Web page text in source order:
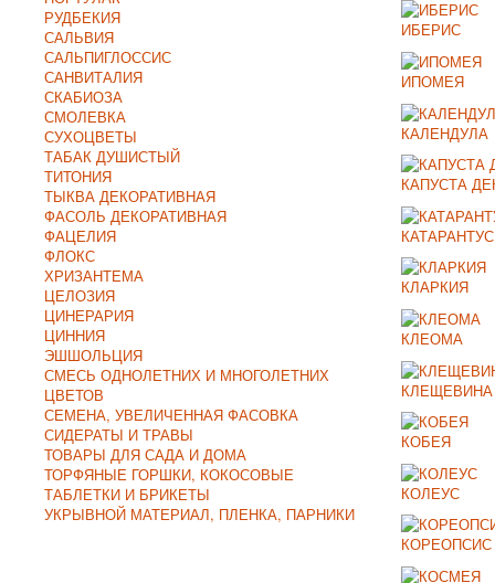
РУДБЕКИЯ
САЛЬВИЯ
САЛЬПИГЛОССИС
САНВИТАЛИЯ
СКАБИОЗА
СМОЛЕВКА
СУХОЦВЕТЫ
ТАБАК ДУШИСТЫЙ
ТИТОНИЯ
ТЫКВА ДЕКОРАТИВНАЯ
ФАСОЛЬ ДЕКОРАТИВНАЯ
ФАЦЕЛИЯ
ФЛОКС
ХРИЗАНТЕМА
ЦЕЛОЗИЯ
ЦИНЕРАРИЯ
ЦИННИЯ
ЭШШОЛЬЦИЯ
СМЕСЬ ОДНОЛЕТНИХ И МНОГОЛЕТНИХ
ЦВЕТОВ
СЕМЕНА, УВЕЛИЧЕННАЯ ФАСОВКА
СИДЕРАТЫ И ТРАВЫ
ТОВАРЫ ДЛЯ САДА И ДОМА
ТОРФЯНЫЕ ГОРШКИ, КОКОСОВЫЕ
ТАБЛЕТКИ И БРИКЕТЫ
УКРЫВНОЙ МАТЕРИАЛ, ПЛЕНКА, ПАРНИКИ
ИБЕРИС
ИПОМЕЯ
КАЛЕНДУЛА
КАПУСТА
КАТАРАНТУС
КЛАРКИЯ
КЛЕОМА
КЛЕЩЕВИНА
КОБЕЯ
КОЛЕУС
КОРЕОПСИС